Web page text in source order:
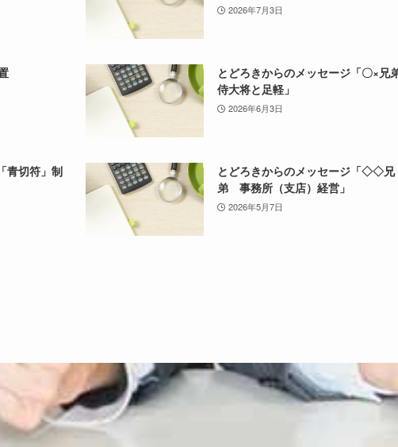
2026年7月3日
とどろきからのメッセージ「〇×兄
侍大将と足軽」
2026年6月3日
青切符」制
とどろきからのメッセージ「◇◇兄
弟 事務所（支店）経営」
2026年5月7日